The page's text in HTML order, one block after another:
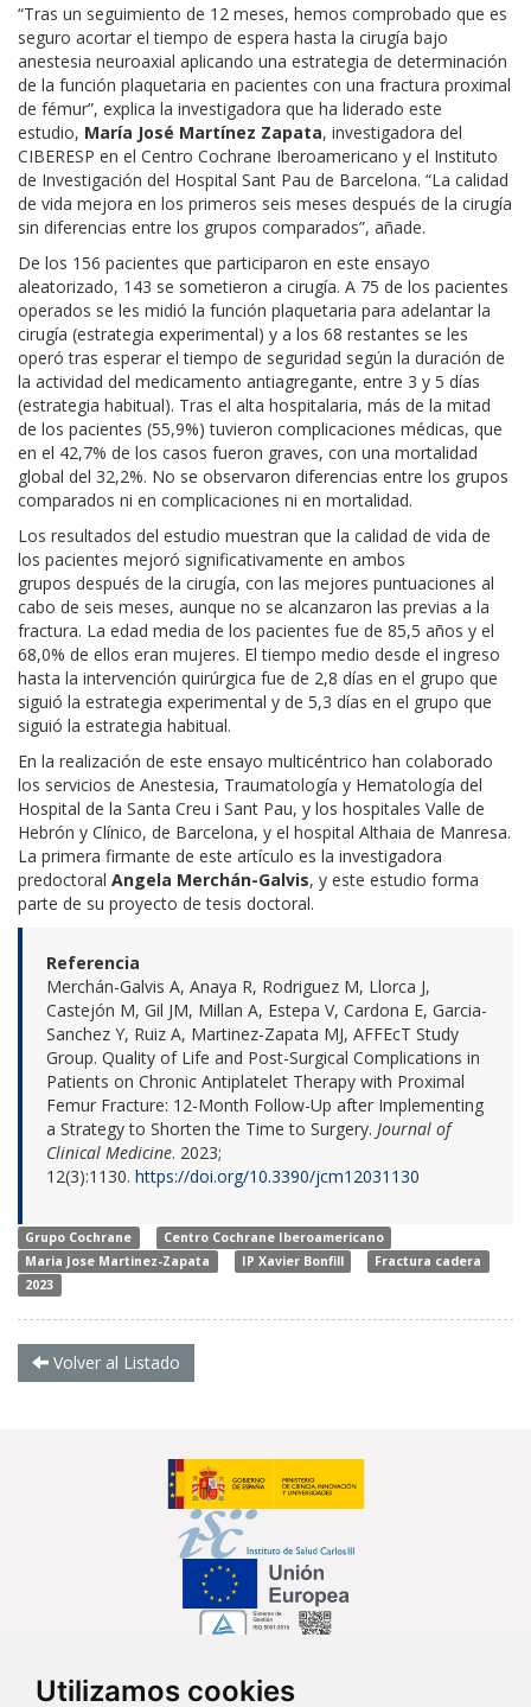
Utilizamos cookies
“Tras un seguimiento de 12 meses, hemos comprobado que es
seguro acortar el tiempo de espera hasta la cirugía bajo
anestesia neuroaxial aplicando una estrategia de determinación
de la función plaquetaria en pacientes con una fractura proximal
de fémur”, explica la investigadora que ha liderado este
estudio, María José Martínez Zapata, investigadora del
CIBERESP en el Centro Cochrane Iberoamericano y el Instituto
de Investigación del Hospital Sant Pau de Barcelona. “La calidad
de vida mejora en los primeros seis meses después de la cirugía
sin diferencias entre los grupos comparados”, añade.
De los 156 pacientes que participaron en este ensayo
aleatorizado, 143 se sometieron a cirugía. A 75 de los pacientes
operados se les midió la función plaquetaria para adelantar la
cirugía (estrategia experimental) y a los 68 restantes se les
operó tras esperar el tiempo de seguridad según la duración de
la actividad del medicamento antiagregante, entre 3 y 5 días
(estrategia habitual). Tras el alta hospitalaria, más de la mitad
de los pacientes (55,9%) tuvieron complicaciones médicas, que
en el 42,7% de los casos fueron graves, con una mortalidad
global del 32,2%. No se observaron diferencias entre los grupos
comparados ni en complicaciones ni en mortalidad.
Los resultados del estudio muestran que la calidad de vida de
los pacientes mejoró significativamente en ambos
grupos después de la cirugía, con las mejores puntuaciones al
cabo de seis meses, aunque no se alcanzaron las previas a la
fractura. La edad media de los pacientes fue de 85,5 años y el
68,0% de ellos eran mujeres. El tiempo medio desde el ingreso
hasta la intervención quirúrgica fue de 2,8 días en el grupo que
siguió la estrategia experimental y de 5,3 días en el grupo que
siguió la estrategia habitual.
En la realización de este ensayo multicéntrico han colaborado
los servicios de Anestesia, Traumatología y Hematología del
Hospital de la Santa Creu i Sant Pau, y los hospitales Valle de
Hebrón y Clínico, de Barcelona, y el hospital Althaia de Manresa.
La primera firmante de este artículo es la investigadora
predoctoral Angela Merchán-Galvis, y este estudio forma
parte de su proyecto de tesis doctoral.
Referencia
Merchán-Galvis A, Anaya R, Rodriguez M, Llorca J,
Castejón M, Gil JM, Millan A, Estepa V, Cardona E, Garcia-
Sanchez Y, Ruiz A, Martinez-Zapata MJ, AFFEcT Study
Group. Quality of Life and Post-Surgical Complications in
Patients on Chronic Antiplatelet Therapy with Proximal
Femur Fracture: 12-Month Follow-Up after Implementing
a Strategy to Shorten the Time to Surgery. Journal of
Clinical Medicine. 2023;
12(3):1130. https://doi.org/10.3390/jcm12031130
Grupo Cochrane
Centro Cochrane Iberoamericano
Maria Jose Martinez-Zapata
IP Xavier Bonfill
Fractura cadera
2023
Volver al Listado
Síguenos en...